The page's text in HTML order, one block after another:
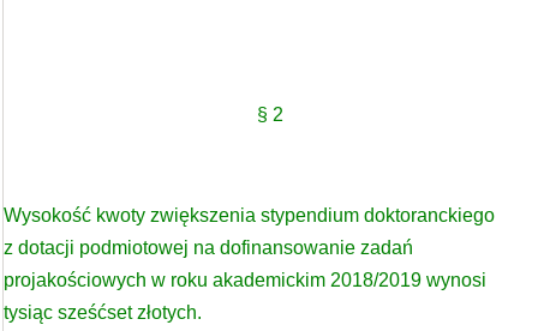
§ 2
Wysokość kwoty zwiększenia stypendium doktoranckiego
z dotacji podmiotowej na dofinansowanie zadań
projakościowych w roku akademickim 2018/2019 wynosi
tysiąc sześćset złotych.